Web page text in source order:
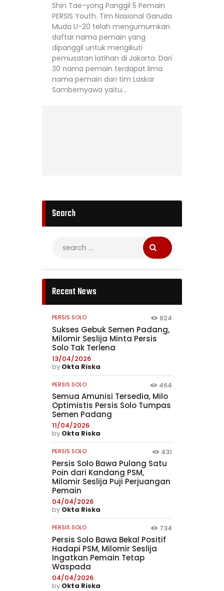
Shin Tae-yong Panggil 5 Pemain
PERSIS Youth. Tim Nasional Garuda
Muda U-20 telah mengumumkan
daftar nama pemain yang
dipanggil untuk mengikuti
pemusatan latihan di Jakarta. Dari
30 nama pemain terdapat lima
nama pemain dari tim Laskar
Sambernyawa yaitu…
Search
Recent News
PERSIS SOLO 824
Sukses Gebuk Semen Padang,
Milomir Seslija Minta Persis
Solo Tak Terlena
13/04/2026
by Okta Riska
PERSIS SOLO 464
Semua Amunisi Tersedia, Milo
Optimistis Persis Solo Tumpas
Semen Padang
11/04/2026
by Okta Riska
PERSIS SOLO 431
Persis Solo Bawa Pulang Satu
Poin dari Kandang PSM,
Milomir Seslija Puji Perjuangan
Pemain
04/04/2026
by Okta Riska
PERSIS SOLO 734
Persis Solo Bawa Bekal Positif
Hadapi PSM, Milomir Seslija
Ingatkan Pemain Tetap
Waspada
04/04/2026
by Okta Riska